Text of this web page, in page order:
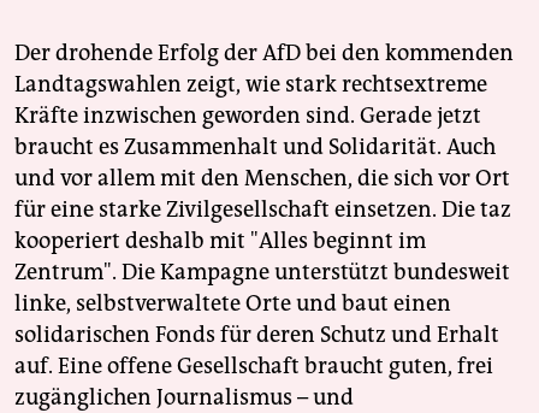
Der drohende Erfolg der AfD bei den kommenden
Landtagswahlen zeigt, wie stark rechtsextreme
Kräfte inzwischen geworden sind. Gerade jetzt
braucht es Zusammenhalt und Solidarität. Auch
und vor allem mit den Menschen, die sich vor Ort
für eine starke Zivilgesellschaft einsetzen. Die taz
kooperiert deshalb mit "Alles beginnt im
Zentrum". Die Kampagne unterstützt bundesweit
linke, selbstverwaltete Orte und baut einen
solidarischen Fonds für deren Schutz und Erhalt
auf. Eine offene Gesellschaft braucht guten, frei
zugänglichen Journalismus – und